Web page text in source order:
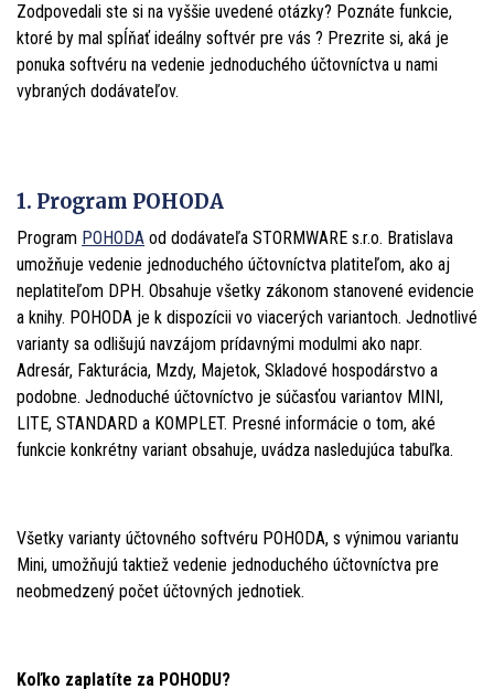
Zodpovedali ste si na vyššie uvedené otázky? Poznáte funkcie,
ktoré by mal spĺňať ideálny softvér pre vás ? Prezrite si, aká je
ponuka softvéru na vedenie jednoduchého účtovníctva u nami
vybraných dodávateľov.
1. Program POHODA
Program POHODA od dodávateľa STORMWARE s.r.o. Bratislava
umožňuje vedenie jednoduchého účtovníctva platiteľom, ako aj
neplatiteľom DPH. Obsahuje všetky zákonom stanovené evidencie
a knihy. POHODA je k dispozícii vo viacerých variantoch. Jednotlivé
varianty sa odlišujú navzájom prídavnými modulmi ako napr.
Adresár, Fakturácia, Mzdy, Majetok, Skladové hospodárstvo a
podobne. Jednoduché účtovníctvo je súčasťou variantov MINI,
LITE, STANDARD a KOMPLET. Presné informácie o tom, aké
funkcie konkrétny variant obsahuje, uvádza nasledujúca tabuľka.
Všetky varianty účtovného softvéru POHODA, s výnimou variantu
Mini, umožňujú taktiež vedenie jednoduchého účtovníctva pre
neobmedzený počet účtovných jednotiek.
Koľko zaplatíte za POHODU?